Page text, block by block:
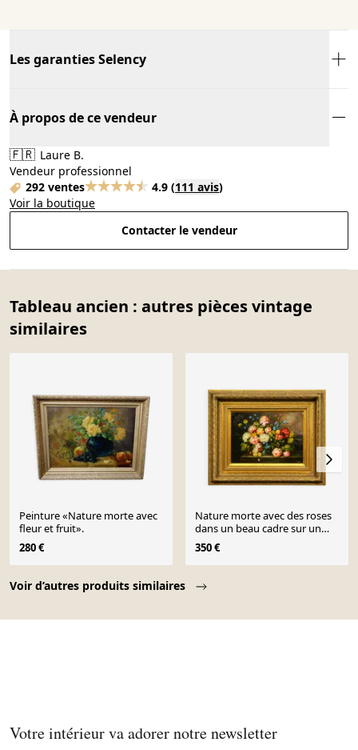
Les garanties Selency
À propos de ce vendeur
🇫🇷 Laure B.
Vendeur professionnel
292 ventes
4.9 (111 avis)
Voir la boutique
Contacter le vendeur
Tableau ancien : autres pièces vintage
similaires
Voir d’autres produits similaires
Peinture «Nature morte avec
fleur et fruit».
280 €
Nature morte avec des roses
dans un beau cadre sur un
panneau en bois de style
flamand.
350 €
Votre intérieur va adorer notre newsletter